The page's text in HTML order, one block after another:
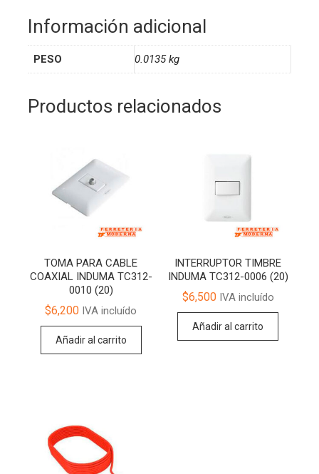
e
:
Información adicional
PESO 0.0135 kg
Productos relacionados
TOMA PARA CABLE
COAXIAL INDUMA TC312-
0010 (20)
$6,200 IVA incluído
Añadir al carrito
INTERRUPTOR TIMBRE
INDUMA TC312-0006 (20)
$6,500IVA incluído
Añadir al carrito